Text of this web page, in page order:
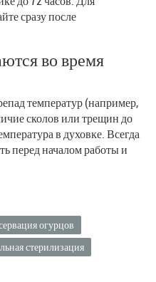
сразу после
во время
температур (например,
сколов или трещин до
в духовке. Всегда
перед началом работы и
огурцов
стерилизация